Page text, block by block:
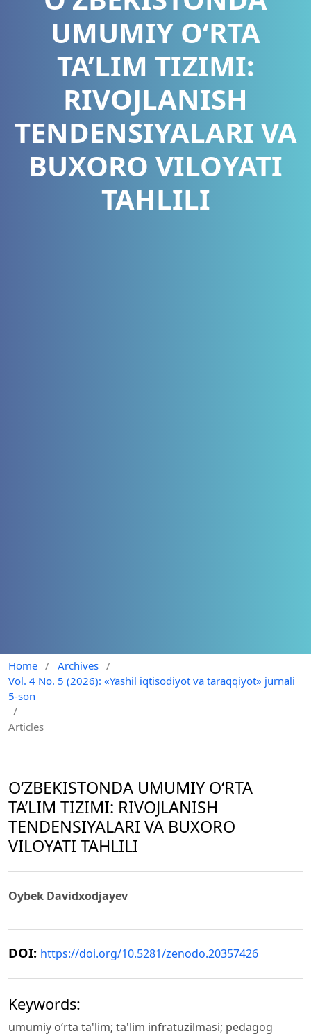
UMUMIY O‘RTA
TA’LIM TIZIMI:
RIVOJLANISH
TENDENSIYALARI VA
BUXORO VILOYATI
TAHLILI
Home / Archives /
Vol. 4 No. 5 (2026): «Yashil iqtisodiyot va taraqqiyot» jurnali
5-son
/
Articles
O‘ZBEKISTONDA UMUMIY O‘RTA
TA’LIM TIZIMI: RIVOJLANISH
TENDENSIYALARI VA BUXORO
VILOYATI TAHLILI
Oybek Davidxodjayev
DOI: https://doi.org/10.5281/zenodo.20357426
Keywords:
umumiy o‘rta ta'lim; ta'lim infratuzilmasi; pedagog